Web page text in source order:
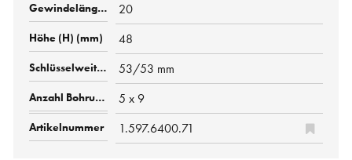
20
48
53/53 mm
5 x 9
1.597.6400.71